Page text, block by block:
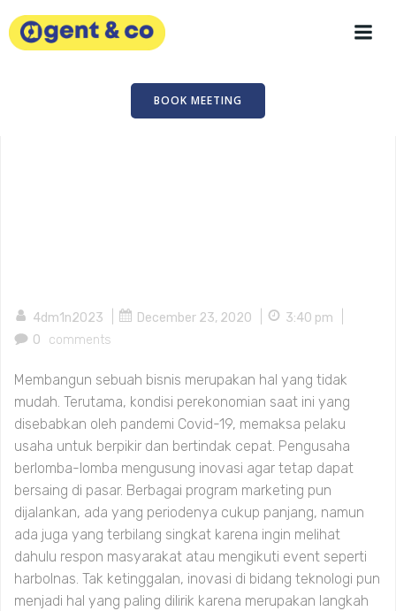
BOOK MEETING
4dm1n2023 December 23, 2020 3:40 pm
0 comments
Membangun sebuah bisnis merupakan hal yang tidak
mudah. Terutama, kondisi perekonomian saat ini yang
disebabkan oleh pandemi Covid-19, memaksa pelaku
usaha untuk berpikir dan bertindak cepat. Pengusaha
berlomba-lomba mengusung inovasi agar tetap dapat
bersaing di pasar. Berbagai program marketing pun
dijalankan, ada yang periodenya cukup panjang, namun
ada juga yang terbilang singkat karena ingin melihat
dahulu respon masyarakat atau mengikuti event seperti
harbolnas. Tak ketinggalan, inovasi di bidang teknologi pun
menjadi hal yang paling dilirik karena merupakan langkah